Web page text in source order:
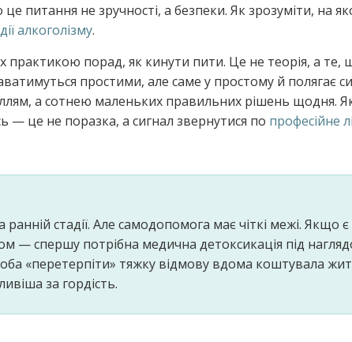
питання не зручності, а безпеки. Як зрозуміти, на
алкоголізму.
порад, як кинути пити. Це не теорія, а те,
простими, але саме у простому й полягає
а сотнею маленьких правильних рішень щодня.
— це не поразка, а сигнал звернутися по професійне
стадії. Але самодопомога має чіткі межі. Якщо є
— спершу потрібна медична детоксикація під
«перетерпіти» тяжку відмову вдома коштувала
за гордість.